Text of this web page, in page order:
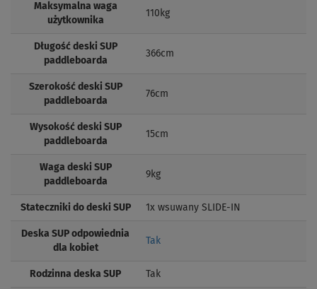
Maksymalna waga
użytkownika
110kg
Długość deski SUP
paddleboarda
366cm
Szerokość deski SUP
paddleboarda
76cm
Wysokość deski SUP
paddleboarda
15cm
Waga deski SUP
paddleboarda
9kg
Stateczniki do deski SUP 1x wsuwany SLIDE-IN
Deska SUP odpowiednia
dla kobiet
Tak
Rodzinna deska SUP Tak